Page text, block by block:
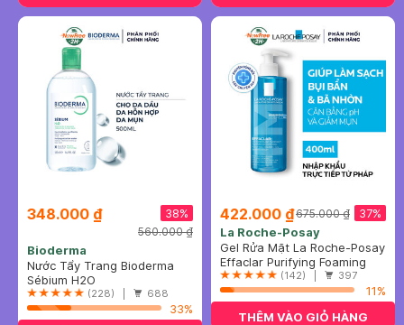
348.000 ₫ 38%
560.000 ₫
Bioderma
Nước Tẩy Trang Bioderma
Dành Cho Da Dầu & Hỗn Hợp
500ml
Sébium H2O
(228) | 688
33%
422.000 ₫ 37%
675.000 ₫
La Roche-Posay
Gel Rửa Mặt La Roche-Posay
Dành Cho Da Dầu, Nhạy
Cảm 400ml
Effaclar Purifying Foaming
Gel
(142) | 397
11%
THÊM VÀO GIỎ HÀNG